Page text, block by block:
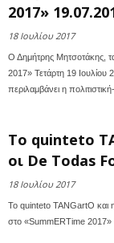
2017»
18 Ιουλίου 2017
Ο Δημήτρης Μητσοτάκης,
2017» Τετάρτη 19 Ιουλίου
περιλαμβάνει η
Το quinteto
οι De Todas
18 Ιουλίου 2017
Το quinteto TANGartO και
στο «SummERTime 2017»